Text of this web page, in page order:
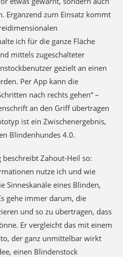
seine Funktion nutzen
etwas gewarnt, sondern auch
zum Einsatz kommt
ich für die ganze Fläche
mittels zugeschalteter
gezielt an einen
Per App kann die
nach rechts gehen“ –
an den Griff übertragen
Blindenhundes 4.0.
Zahout-Heil so:
nutze ich und wie
Sinneskanäle eines Blinden,
gehe immer darum, die
und so zu übertragen, dass
Er vergleicht das mit einem